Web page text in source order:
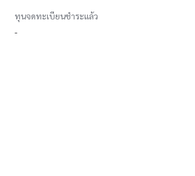
ทุนจดทะเบียนชำระแล้ว
-